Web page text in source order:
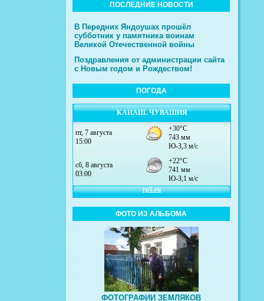
ПОСЛЕДНИЕ НОВОСТИ
В Передних Яндоушах прошёл
субботник у памятника воинам
Великой Отечественной войны
Поздравления от администрации сайта
с Новым годом и Рождеством!
ПОГОДА
КАНАШ. ЧУВАШИЯ
ФОТО ИЗ АЛЬБОМА
ФОТОГРАФИИ ЗЕМЛЯКОВ